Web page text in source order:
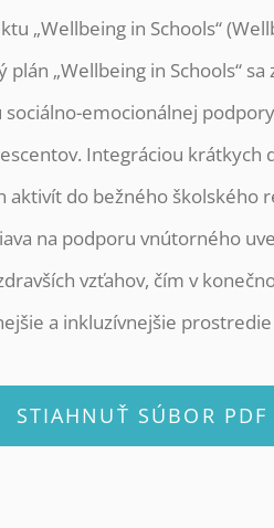
„Wellbeing in Schools“
plán „Wellbeing in Schools“ sa
emocionálnej
Integráciou krátkych
aktivít do bežného školského
na podporu vnútorného
vzťahov, čím v
a inkluzívnejšie
STIAHNUŤ SÚBOR PDF